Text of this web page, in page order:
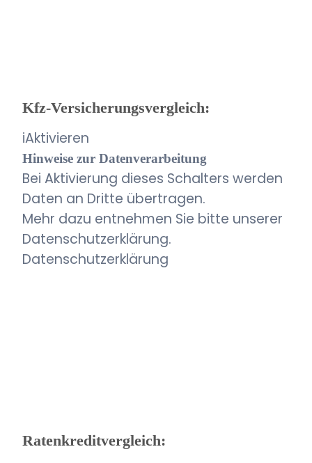
Kfz-Versicherungsvergleich:
iAktivieren
Hinweise zur Datenverarbeitung
Bei Aktivierung dieses Schalters werden
Daten an Dritte übertragen.
Mehr dazu entnehmen Sie bitte unserer
Datenschutzerklärung.
Datenschutzerklärung
Ratenkreditvergleich: